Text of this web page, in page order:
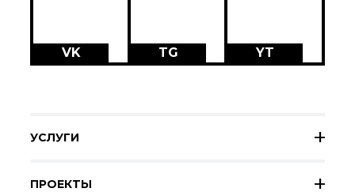
VK TG YT
УСЛУГИ
ПРОЕКТЫ